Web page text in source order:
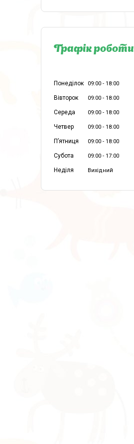
Графік роботи
Понеділок 09:00 18:00
Вівторок 09:00 18:00
Середа 09:00 18:00
Четвер 09:00 18:00
Пʼятниця 09:00 18:00
Субота 09:00 17:00
Неділя Вихідний